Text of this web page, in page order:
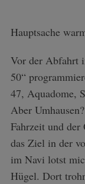
Hauptsache
Vor der Abfahrt
50“
47, Aquadome,
Aber
Fahrzeit und
das Ziel in der
im Navi lotst
Hügel. Dort